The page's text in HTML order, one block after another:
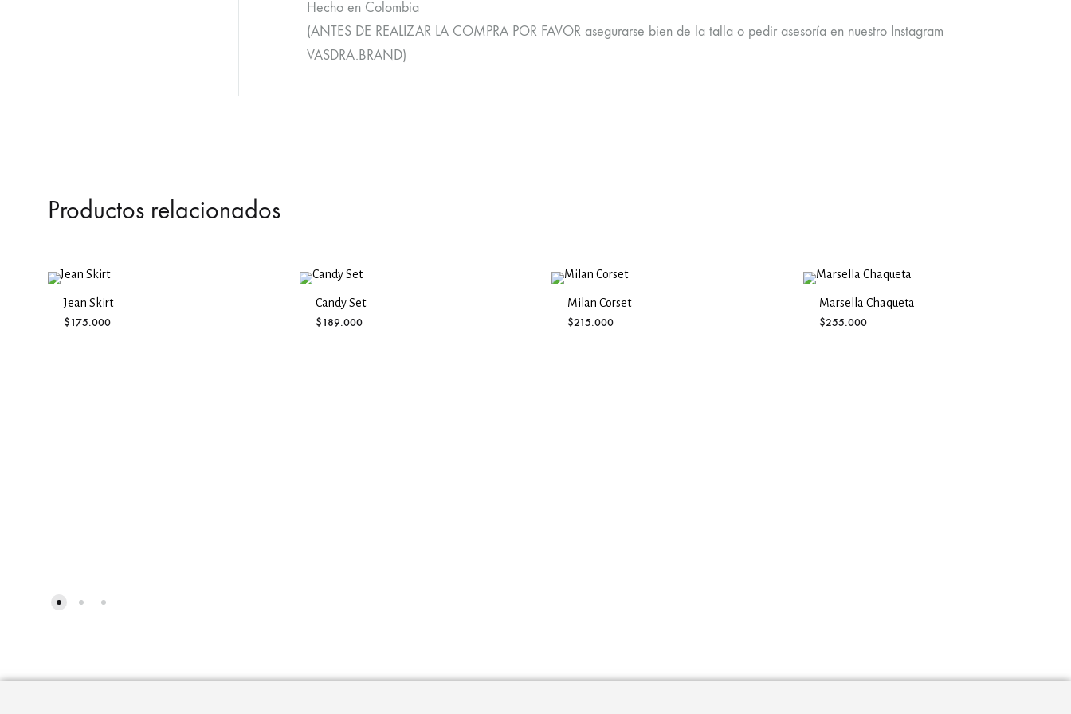
Hecho en Colombia
(ANTES DE REALIZAR LA COMPRA POR FAVOR asegurarse bien de la talla o pedir asesoría en nuestro Instagram
VASDRA.BRAND)
Productos relacionados
Jean Skirt
$175.000
Candy Set
$189.000
Milan Corset
$215.000
Marsella Chaqueta
$255.000